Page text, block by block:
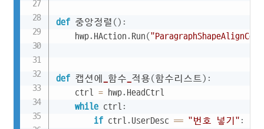
def 중앙정렬 () :
    hwp
. HAction. Run(
def 캡션에 함수 적용(함수리스트) :
    ctrl
= hwp. HeadCtrl
while ctrl :
if ctrl. UserDesc == "번호 넣기" :